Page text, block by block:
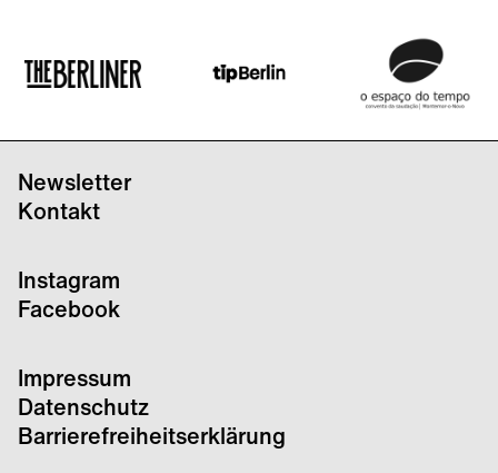
Newsletter
Kontakt
Instagram
Facebook
Impressum
Datenschutz
Barrierefreiheitserklärung